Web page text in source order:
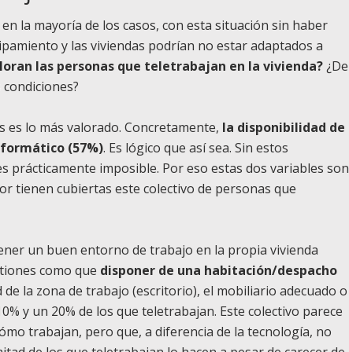
la mayoría de los casos, con esta situación sin haber
y las viviendas podrían no estar adaptados a
las personas que teletrabajan en la vivienda?¿De
lo más valorado. Concretamente, la disponibilidad de
(57%). Es lógico que así sea. Sin estos
prácticamente imposible. Por eso estas dos variables son
tienen cubiertas este colectivo de personas que
un buen entorno de trabajo en la propia vivienda
como que disponer de una habitación/despacho
de la zona de trabajo (escritorio), el mobiliario adecuado o
y un 20% de los que teletrabajan. Este colectivo parece
trabajan, pero que, a diferencia de la tecnología, no